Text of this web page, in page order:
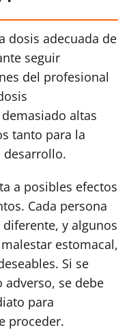
dosis adecuada de
seguir
del profesional
altas
tanto para la
desarrollo.
a posibles efectos
Cada persona
y algunos
estomacal,
Si se
se debe
para
proceder.